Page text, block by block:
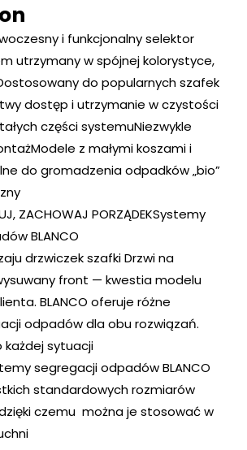
i funkcjonalny selektor
utrzymany w spójnej kolorystyce,
do popularnych szafek
dostęp i utrzymanie w czystości
części systemuNiezwykle
z małymi koszami i
do gromadzenia odpadków „bio”
ZACHOWAJ PORZĄDEKSystemy
BLANCO
drzwiczek szafki Drzwi na
front — kwestia modelu
BLANCO oferuje różne
odpadów dla obu rozwiązań.
sytuacji
segregacji odpadów BLANCO
standardowych rozmiarów
czemu można je stosować w